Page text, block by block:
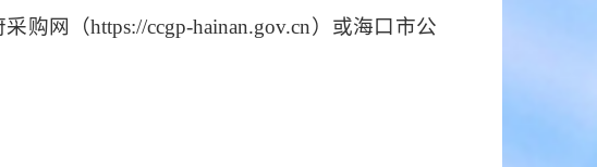
网（https://ccgp-hainan.gov.cn）或海口市公